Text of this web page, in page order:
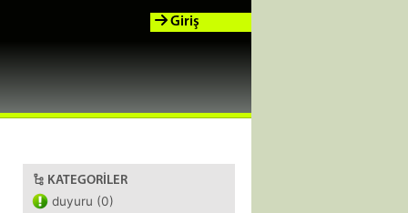
Giriş
KATEGORILER
duyuru (0)